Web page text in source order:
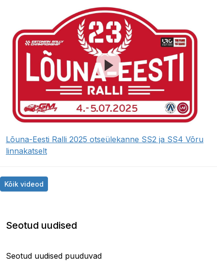
Lõuna-Eesti Ralli 2025 otseülekanne SS2 ja SS4 Võru
linnakatselt
Kõik videod
Seotud uudised
Seotud uudised puuduvad